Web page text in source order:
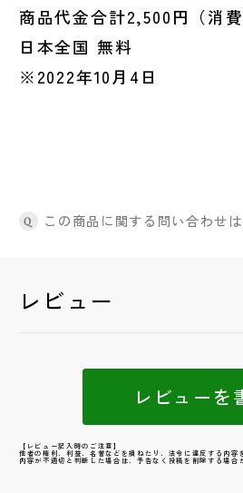
商品代金合計2,500円（消
日本全国 無料
※2022年10月4日
Q この商品に関する問い合わせは
レビュー
レビューを
【レビュー記入時のご注意】
他者の権利、利益、名誉などを損ねたり、法令に違反する内容
内容が不適切と判断した場合は、予告なく投稿を削除する場合